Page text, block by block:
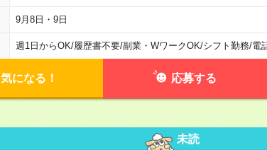
9月8日・9日
週1日からOK/履歴書不要/副業・WワークOK/シフト勤務/電
気になる！ 応募する
未読